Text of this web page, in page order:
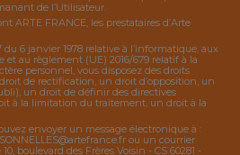
de l’Utilisateur.
ARTE FRANCE, les prestataires d’Arte
6 janvier 1978 relative à l’informatique, aux
au règlement (UE) 2016/679 relatif à la
personnel, vous disposez des droits
de rectification, un droit d’opposition, un
un droit de définir des directives
à la limitation du traitement, un droit à la
envoyer un message électronique à :
ou un courrier
boulevard des Frères Voisin - CS 60281 -